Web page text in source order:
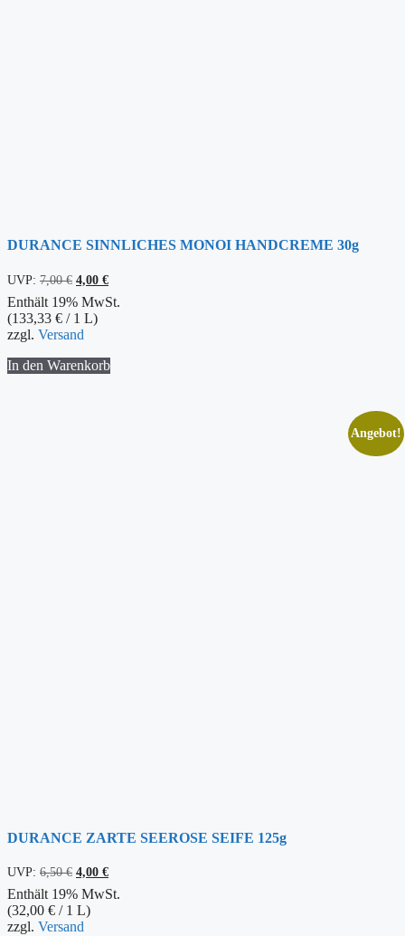
DURANCE SINNLICHES MONOI HANDCREME 30g
UVP: 7,00€ Ursprünglicher
war:
7,00 €
4,00 €Aktueller
ist:
Enthält 19% MwSt.
(133,33 € / 1 L)
zzgl. Versand
In den Warenkorb
Angebot!
DURANCE ZARTE SEEROSE SEIFE 125g
UVP: 6,50€ Ursprünglicher
Preis
war:
6,50 €
4,00 €Aktueller
Preis
ist:
Enthält 19% MwSt.
(32,00 € / 1 L)
zzgl. Versand